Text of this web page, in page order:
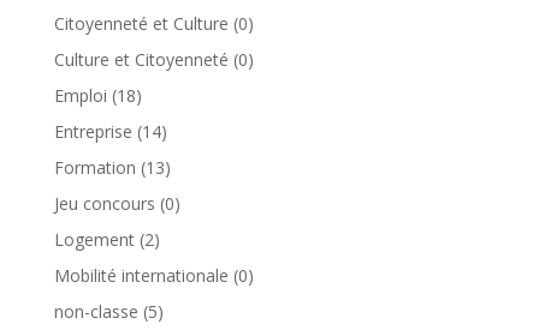
Citoyenneté et Culture (0)
Culture et Citoyenneté (0)
Emploi (18)
Entreprise (14)
Formation (13)
Jeu concours (0)
Logement(2)
Mobilité internationale (0)
non-classe (5)